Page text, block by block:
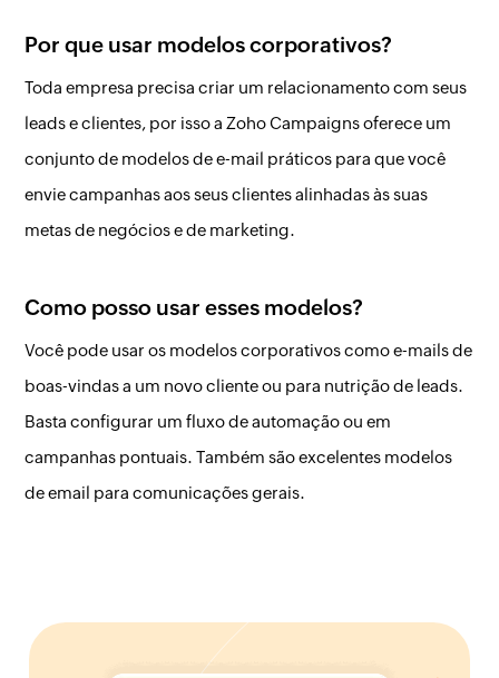
Por que usar modelos corporativos?
Toda empresa precisa criar um relacionamento com seus
leads e clientes, por isso a Zoho Campaigns oferece um
conjunto de modelos de e-mail práticos para que você
envie campanhas aos seus clientes alinhadas às suas
metas de negócios e de marketing.
Como posso usar esses modelos?
Você pode usar os modelos corporativos como e-mails de
boas-vindas a um novo cliente ou para nutrição de leads.
Basta configurar um fluxo de automação ou em
campanhas pontuais. Também são excelentes modelos
de email para comunicações gerais.